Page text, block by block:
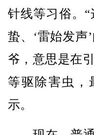
针线等习俗。
蛰、‘雷始发声
爷，意思是在
等驱除害虫，
示。